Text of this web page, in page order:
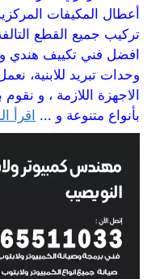
أعطال المكيفات
تركيب جميع القطع
افضل فني تكييف هندي
وحدات تبريد للابنية،
الاجهزة اللازمة ، و
بأنواع متنوعة و ...
اقرأ